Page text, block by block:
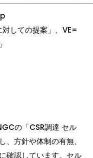
しての提案」、VE=
の「CSR調達 セル
方針や体制の有無、
確認しています。セル